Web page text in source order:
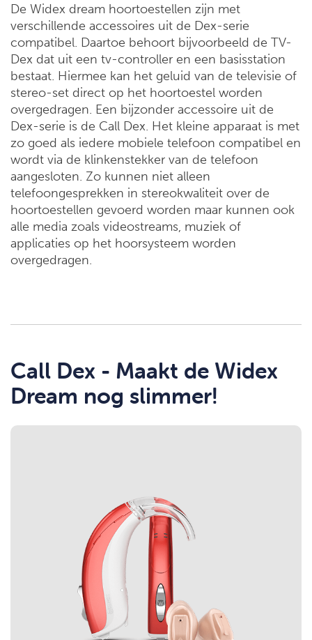
De Widex dream hoortoestellen zijn met
verschillende accessoires uit de Dex-serie
compatibel. Daartoe behoort bijvoorbeeld de TV-
Dex dat uit een tv-controller en een basisstation
bestaat. Hiermee kan het geluid van de televisie of
stereo-set direct op het hoortoestel worden
overgedragen. Een bijzonder accessoire uit de
Dex-serie is de Call Dex. Het kleine apparaat is met
zo goed als iedere mobiele telefoon compatibel en
wordt via de klinkenstekker van de telefoon
aangesloten. Zo kunnen niet alleen
telefoongesprekken in stereokwaliteit over de
hoortoestellen gevoerd worden maar kunnen ook
alle media zoals videostreams, muziek of
applicaties op het hoorsysteem worden
overgedragen.
Call Dex - Maakt de Widex
Dream nog slimmer!